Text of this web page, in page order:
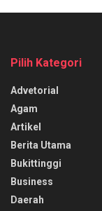
Pilih Kategori
Advetorial
Agam
Artikel
Berita Utama
Bukittinggi
Business
Daerah